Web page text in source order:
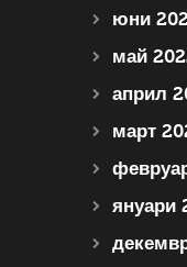
юни
май
април
март
януари